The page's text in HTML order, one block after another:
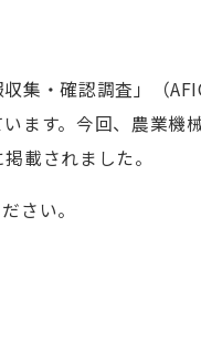
集・確認調査」（
ます。今回、農業機
載されました。
さい。